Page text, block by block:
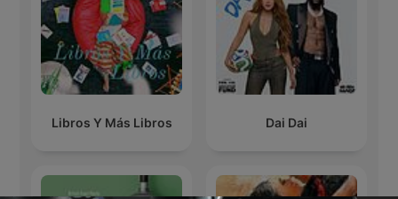
Libros Y Más Libros Dai Dai